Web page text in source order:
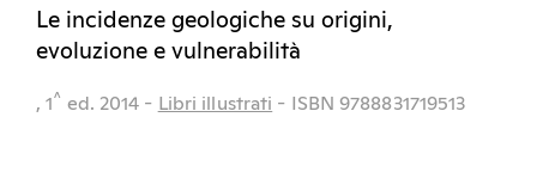
Le incidenze geologiche su origini,
evoluzione e vulnerabilità
, 1^ ed. 2014 - Libri illustrati - ISBN 9788831719513